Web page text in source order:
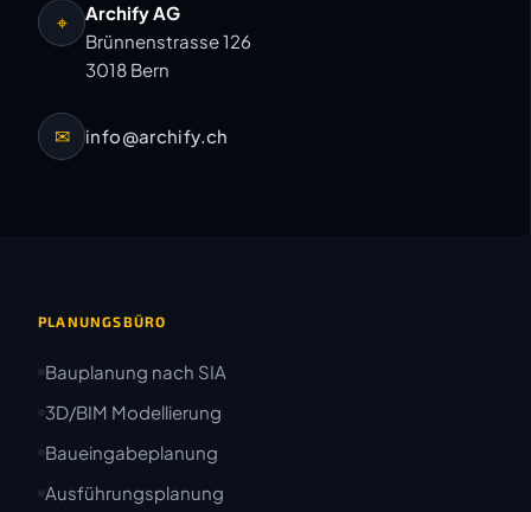
⌖
Archify AG
Brünnenstrasse 126
3018 Bern
✉ info@archify.ch
PLANUNGSBÜRO
Bauplanung nach SIA
3D/BIM Modellierung
Baueingabeplanung
Ausführungsplanung